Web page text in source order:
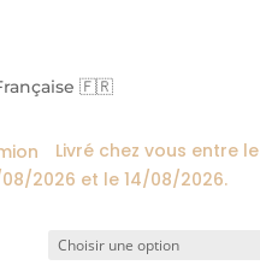
🇫🇷
Livré chez vous entre le
08/2026 et le 14/08/2026.